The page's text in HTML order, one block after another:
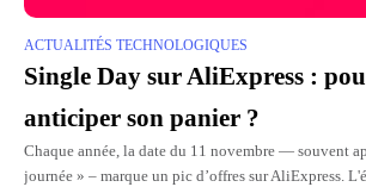
ACTUALITÉS TECHNOLOGIQUES
Single Day sur AliExpress :
anticiper son panier ?
Chaque année, la date du 11 novembre — souvent
journée » – marque un pic d’offres sur AliExpress.